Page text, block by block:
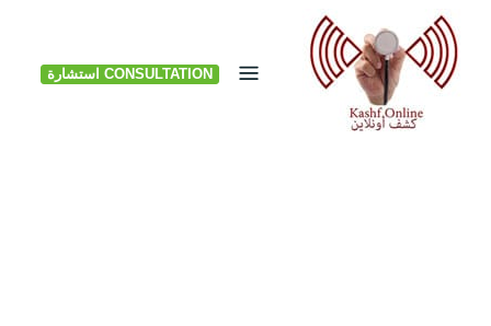
Skip
content
CONSULTATION استشارة